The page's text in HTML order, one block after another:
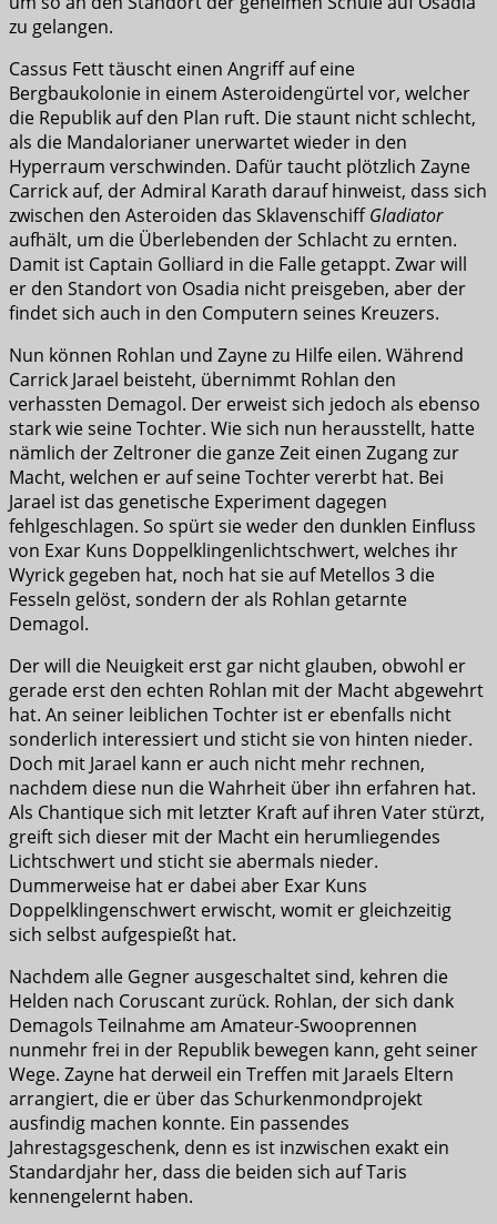
zu gelangen.
Cassus Fett täuscht einen Angriff auf eine
Bergbaukolonie in einem Asteroidengürtel vor, welcher
die Republik auf den Plan ruft. Die staunt nicht schlecht,
als die Mandalorianer unerwartet wieder in den
Hyperraum verschwinden. Dafür taucht plötzlich Zayne
Carrick auf, der Admiral Karath darauf hinweist, dass sich
zwischen den Asteroiden das SklavenschiffGladiator
aufhält, um die Überlebenden der Schlacht zu ernten.
Damit ist Captain Golliard in die Falle getappt. Zwar will
er den Standort von Osadia nicht preisgeben, aber der
findet sich auch in den Computern seines Kreuzers.
Nun können Rohlan und Zayne zu Hilfe eilen. Während
Carrick Jarael beisteht, übernimmt Rohlan den
verhassten Demagol. Der erweist sich jedoch als ebenso
stark wie seine Tochter. Wie sich nun herausstellt, hatte
nämlich der Zeltroner die ganze Zeit einen Zugang zur
Macht, welchen er auf seine Tochter vererbt hat. Bei
Jarael ist das genetische Experiment dagegen
fehlgeschlagen. So spürt sie weder den dunklen Einfluss
von Exar Kuns Doppelklingenlichtschwert, welches ihr
Wyrick gegeben hat, noch hat sie auf Metellos 3 die
Fesseln gelöst, sondern der als Rohlan getarnte
Demagol.
Der will die Neuigkeit erst gar nicht glauben, obwohl er
gerade erst den echten Rohlan mit der Macht abgewehrt
hat. An seiner leiblichen Tochter ist er ebenfalls nicht
sonderlich interessiert und sticht sie von hinten nieder.
Doch mit Jarael kann er auch nicht mehr rechnen,
nachdem diese nun die Wahrheit über ihn erfahren hat.
Als Chantique sich mit letzter Kraft auf ihren Vater stürzt,
greift sich dieser mit der Macht ein herumliegendes
Lichtschwert und sticht sie abermals nieder.
Dummerweise hat er dabei aber Exar Kuns
Doppelklingenschwert erwischt, womit er gleichzeitig
sich selbst aufgespießt hat.
Nachdem alle Gegner ausgeschaltet sind, kehren die
Helden nach Coruscant zurück. Rohlan, der sich dank
Demagols Teilnahme am Amateur-Swooprennen
nunmehr frei in der Republik bewegen kann, geht seiner
Wege. Zayne hat derweil ein Treffen mit Jaraels Eltern
arrangiert, die er über das Schurkenmondprojekt
ausfindig machen konnte. Ein passendes
Jahrestagsgeschenk, denn es ist inzwischen exakt ein
Standardjahr her, dass die beiden sich auf Taris
kennengelernt haben.